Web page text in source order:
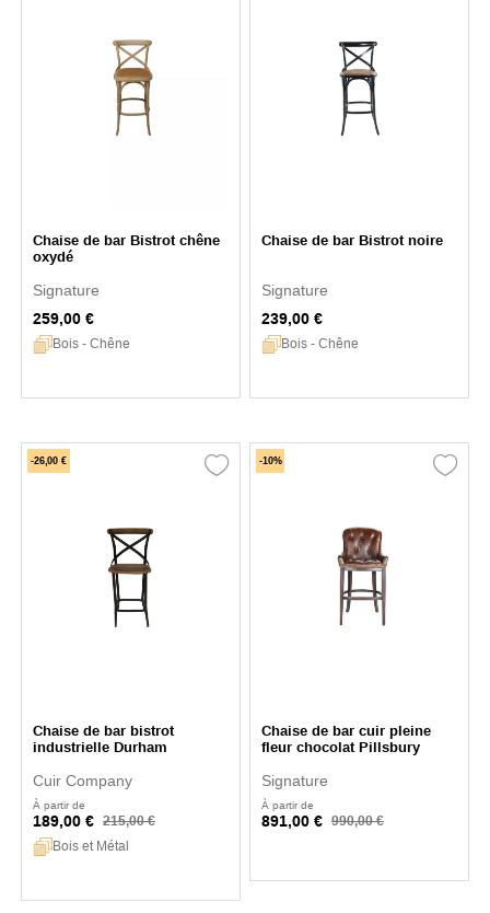
Chaise de bar Bistrot chêne
oxydé
Signature
259,00 €
Bois - Chêne
Chaise de bar Bistrot noire
Signature
239,00 €
Bois - Chêne
-26,00 €
Chaise de bar bistrot
industrielle Durham
Cuir Company
À partir de
189,00 € 215,00 €
Bois et Métal
-10%
Chaise de bar cuir pleine
fleur chocolat Pillsbury
Signature
À partir de
891,00 € 990,00 €